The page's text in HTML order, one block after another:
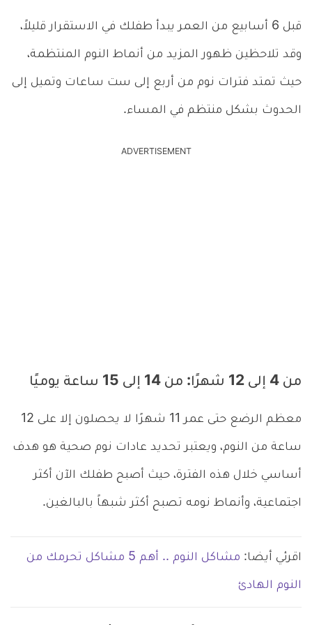
قبل 6 أسابيع من العمر يبدأ طفلك في الاستقرار قليلاً،
وقد تلاحظين ظهور المزيد من أنماط النوم المنتظمة،
حيث تمتد فترات نوم من أربع إلى ست ساعات وتميل إلى
الحدوث بشكل منتظم في المساء.
ADVERTISEMENT
من 4 إلى 12 شهرًا: من 14 إلى 15 ساعة يوميًا
معظم الرضع حتى عمر 11 شهرًا لا يحصلون إلا على 12
ساعة من النوم، ويعتبر تحديد عادات نوم صحية هو هدف
أساسي خلال هذه الفترة، حيث أصبح طفلك الآن أكثر
اجتماعية، وأنماط نومه تصبح أكثر شبهاً بالبالغين.
اقرئي أيضا: مشاكل النوم .. أهم 5 مشاكل تحرمك من
النوم الهادئ